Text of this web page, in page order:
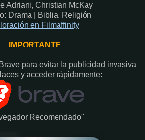
Adriani, Christian McKay
Drama | Biblia. Religión
en Fi lmaffinity
IMPORTANTE
para evitar la publicidad invasiva
y acceder rápidamente:​
Recomendado"